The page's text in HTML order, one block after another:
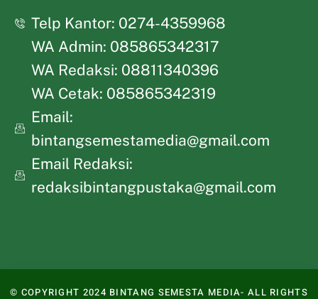
Telp Kantor: 0274-4359968
WA Admin: 085865342317
WA Redaksi: 08811340396
WA Cetak: 085865342319
Email:
bintangsemestamedia@gmail.com
Email Redaksi:
redaksibintangpustaka@gmail.com
© COPYRIGHT 2024 BINTANG SEMESTA MEDIA- ALL RIGHTS